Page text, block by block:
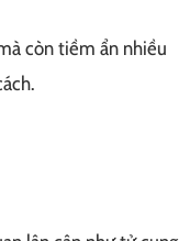
còn tiềm ẩn nhiều